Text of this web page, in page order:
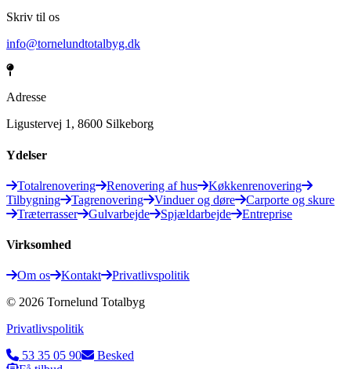
Skriv til os
info@tornelundtotalbyg.dk
Adresse
Ligustervej 1, 8600 Silkeborg
Ydelser
Totalrenovering Renovering af hus
Køkkenrenovering
Tilbygning
Tagrenovering Vinduer og døre
Carporte og skure
Træterrasser
Gulvarbejde Spjældarbejde Entreprise
Virksomhed
Om os Kontakt
Privatlivspolitik
© 2026 Tornelund Totalbyg
Privatlivspolitik
53 35 05 90
Besked